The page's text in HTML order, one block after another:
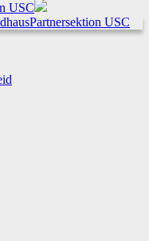
USC
Partnersektion USC